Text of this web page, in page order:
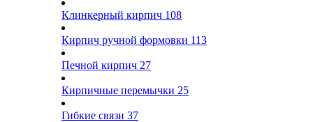
Клинкерный кирпич 108
Кирпич ручной формовки 113
Печной кирпич 27
Кирпичные перемычки 25
Гибкие связи 37